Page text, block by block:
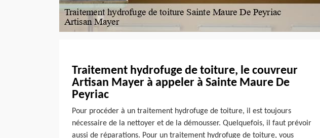
Traitement hydrofuge de toiture, le couvreur
Artisan Mayer à appeler à Sainte Maure De
Peyriac
Pour procéder à un traitement hydrofuge de toiture, il est toujours
nécessaire de la nettoyer et de la démousser. Quelquefois, il faut prévoir
aussi de réparations. Pour un traitement hydrofuge de toiture, vous